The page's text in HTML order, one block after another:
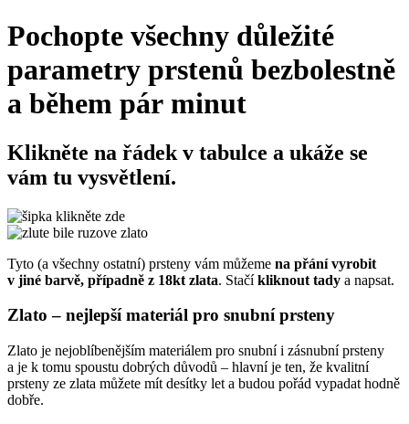
Pochopte všechny důležité
parametry prstenů bezbolestně
a během pár minut
Klikněte na řádek v tabulce a ukáže se
vám tu vysvětlení.
Tyto (a všechny ostatní) prsteny vám můžeme na přání vyrobit
v jiné barvě, případně z 18kt zlata. Stačíkliknout tady a napsat.
Zlato – nejlepší materiál pro snubní prsteny
Zlato je nejoblíbenějším materiálem pro snubní i zásnubní prsteny
a je k tomu spoustu dobrých důvodů – hlavní je ten, že kvalitní
prsteny ze zlata můžete mít desítky let a budou pořád vypadat hodně
dobře.